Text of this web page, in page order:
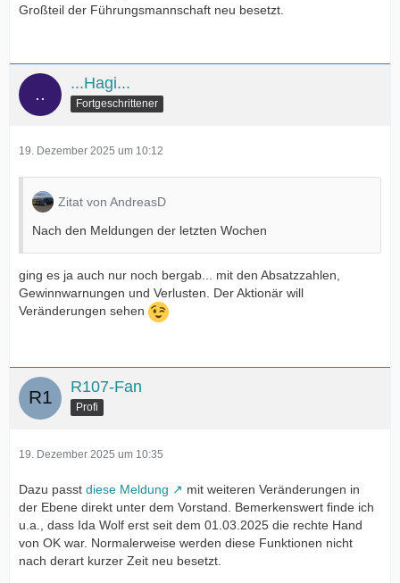
Großteil der Führungsmannschaft neu besetzt.
...Hagi...
Fortgeschrittener
19. Dezember 2025 um 10:12
Zitat von AndreasD
Nach den Meldungen der letzten Wochen
ging es ja auch nur noch bergab... mit den Absatzzahlen,
Gewinnwarnungen und Verlusten. Der Aktionär will
Veränderungen sehen
R107-Fan
Profi
19. Dezember 2025 um 10:35
Dazu passt diese Meldung
mit weiteren Veränderungen in
der Ebene direkt unter dem Vorstand. Bemerkenswert finde ich
u.a., dass Ida Wolf erst seit dem 01.03.2025 die rechte Hand
von OK war. Normalerweise werden diese Funktionen nicht
nach derart kurzer Zeit neu besetzt.